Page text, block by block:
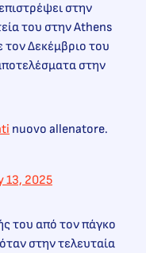
στην
του στην Athens
Δεκέμβριο του
στην
nuovo allenatore.
13, 2025
του από τον πάγκο
στην τελευταία